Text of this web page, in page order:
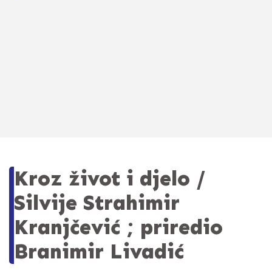
Kroz život i djelo /
Silvije Strahimir
Kranjčević ; priredio
Branimir Livadić